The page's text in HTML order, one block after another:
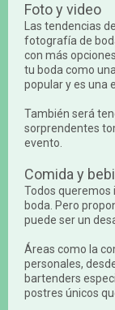
Foto y video
Las tendencias
fotografía de
con más
tu boda como
popular y es una
También será
sorprendentes
evento.
Comida y
Todos queremos
boda. Pero
puede ser un
Áreas como la
personales,
bartenders
postres únicos